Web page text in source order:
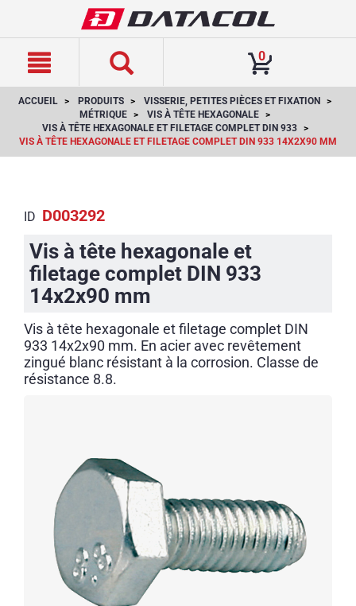
0
ACCUEIL PRODUITS
VISSERIE, PETITES PIÈCES ET FIXATION
MÉTRIQUE
VIS À TÊTE HEXAGONALE
VIS À TÊTE HEXAGONALE ET FILETAGE COMPLET DIN 933
VIS À TÊTE HEXAGONALE ET FILETAGE COMPLET DIN 933 14X2X90 MM
ID D003292
Vis à tête hexagonale et
filetage complet DIN 933
14x2x90 mm
Vis à tête hexagonale et filetage complet DIN
933 14x2x90 mm. En acier avec revêtement
zingué blanc résistant à la corrosion. Classe de
résistance 8.8.